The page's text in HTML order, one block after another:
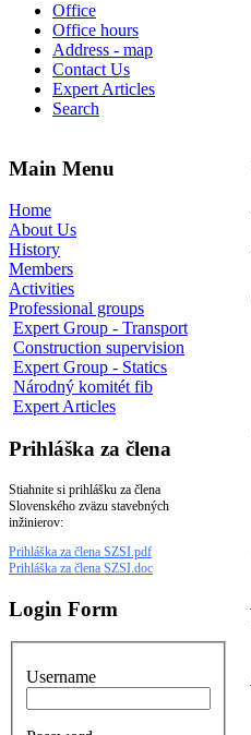
Office
Office hours
Address - map
Contact Us
Expert Articles
Search
Main Menu
Home
About Us
History
Members
Activities
Professional groups
Expert Group - Transport
Construction supervision
Expert Group - Statics
Národný komitét fib
Expert Articles
Prihláška za člena
Stiahnite si prihlášku za člena
Slovenského zväzu stavebných
inžinierov:
Prihláška za člena SZSI.pdf
Prihláška za člena SZSI.doc
Login Form
Username